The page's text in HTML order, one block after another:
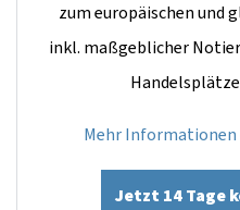
zum europäischen und
inkl. maßgeblicher
Mehr Informationen
Jetzt 14 Tage